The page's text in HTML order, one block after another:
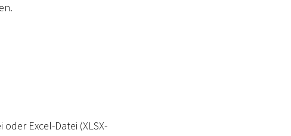
Excel-Datei (XLSX-